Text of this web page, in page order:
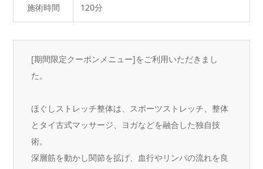
施術時間 120分
[期間限定クーポンメニュー]をご利用いただきまし
た。
ほぐしストレッチ整体は、スポーツストレッチ、整体
とタイ古式マッサージ、ヨガなどを融合した独自技
術。
深層筋を動かし関節を拡げ、血行やリンパの流れを良